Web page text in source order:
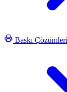
Baskı Çözümleri